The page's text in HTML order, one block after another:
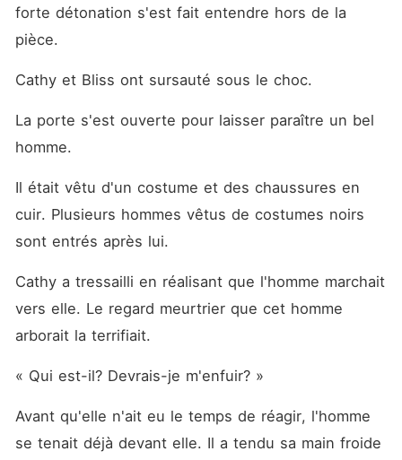
forte détonation s'est fait entendre hors de la
pièce.
Cathy et Bliss ont sursauté sous le choc.
La porte s'est ouverte pour laisser paraître un bel
homme.
Il était vêtu d'un costume et des chaussures en
cuir. Plusieurs hommes vêtus de costumes noirs
sont entrés après lui.
Cathy a tressailli en réalisant que l'homme marchait
vers elle. Le regard meurtrier que cet homme
arborait la terrifiait.
« Qui est-il? Devrais-je m'enfuir? »
Avant qu'elle n'ait eu le temps de réagir, l'homme
se tenait déjà devant elle. Il a tendu sa main froide